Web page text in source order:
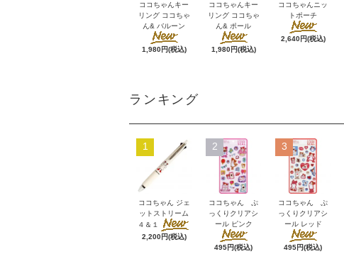
ココちゃんキー
リング ココちゃ
ん& バルーン
1,980円(税込)
ココちゃんキー
リング ココちゃ
ん& ポール
1,980円(税込)
ココちゃんニッ
トポーチ
2,640円(税込)
ランキング
1
ココちゃん ジェ
ットストリーム
４＆１
2,200円(税込)
2
ココちゃん ぷ
っくりクリアシ
ール ピンク
495円(税込)
3
ココちゃん ぷ
っくりクリアシ
ール レッド
495円(税込)